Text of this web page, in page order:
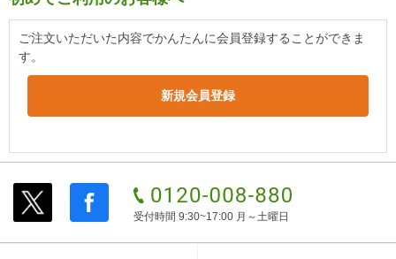
ご注文いただいた内容でかんたんに会員登録することができま
す。
受付時間 9:30~17:00 月～土曜日